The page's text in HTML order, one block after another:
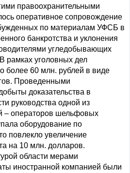
правоохранительными
оперативное сопровождение
по материалам УФСБ в
банкротства и уклонения
угледобывающих
рамках уголовных дел
более 60 млн. рублей в виде
Проведенными
доказательства в
руководства одной из
– операторов шельфовых
оборудование по
повлекло увеличение
на 10 млн. долларов.
области мерами
иностранной компанией были